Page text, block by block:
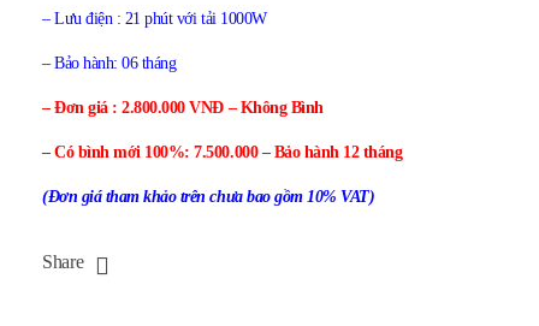
– Lưu điện : 21 phút với tải 1000W
– Bảo hành: 06 tháng
– Đơn giá : 2.800.000 VNĐ – Không Bình
– Có bình mới 100%: 7.500.000 – Bảo hành 12 tháng
(Đơn giá tham khảo trên chưa bao gồm 10% VAT)
Share